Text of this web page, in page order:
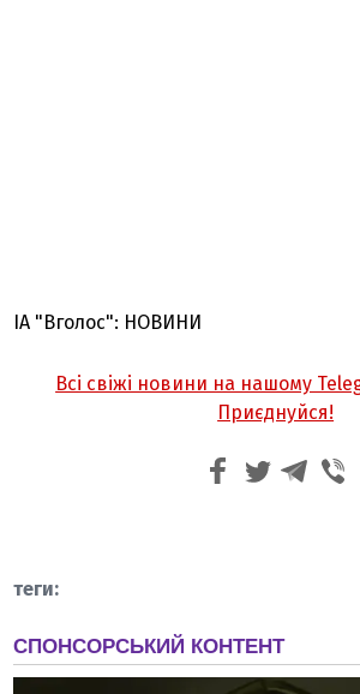
ІА "Вголос": НОВИНИ
Всі свіжі новини на нашому
Приєднуйся!